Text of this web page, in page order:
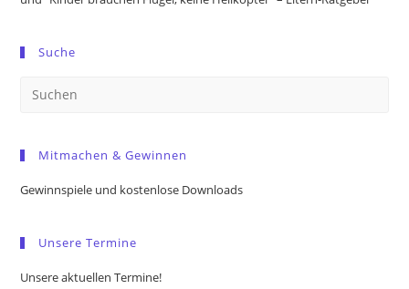
Suche
Mitmachen & Gewinnen
Gewinnspiele und kostenlose Downloads
Unsere Termine
Unsere aktuellen Termine!